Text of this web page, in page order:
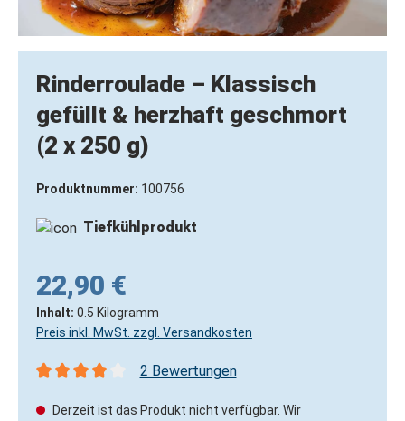
Rinderroulade – Klassisch
gefüllt & herzhaft geschmort
(2 x 250 g)
Produktnummer: 100756
Tiefkühlprodukt
22,90 €
Inhalt: 0.5 Kilogramm
Preis inkl. MwSt. zzgl. Versandkosten
2 Bewertungen
Derzeit ist das Produkt nicht verfügbar. Wir